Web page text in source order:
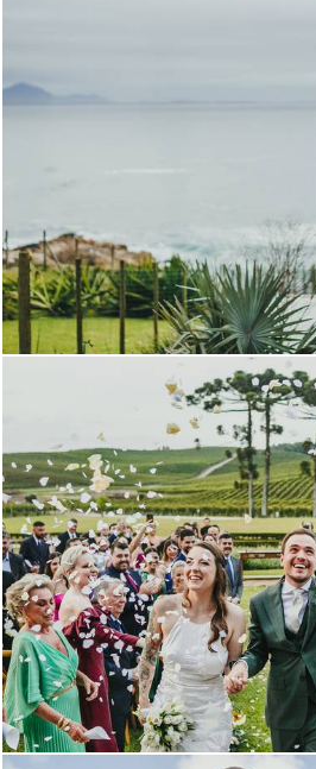
1253